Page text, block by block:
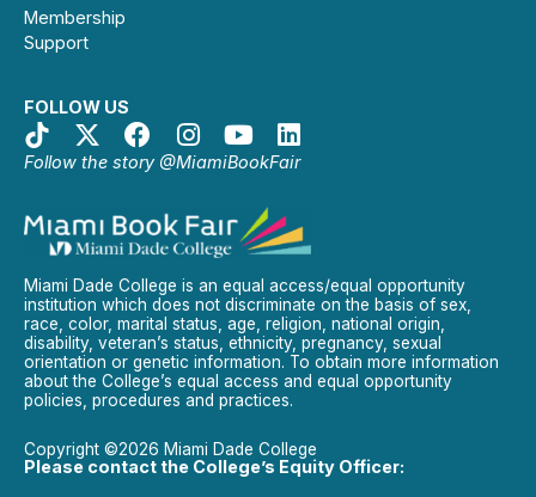
Membership
Support
FOLLOW US
Follow the story @MiamiBookFair
Miami Dade College is an equal access/equal opportunity
institution which does not discriminate on the basis of sex,
race, color, marital status, age, religion, national origin,
disability, veteran’s status, ethnicity, pregnancy, sexual
orientation or genetic information. To obtain more information
about the College’s equal access and equal opportunity
policies, procedures and practices.
Copyright ©2026 Miami Dade College
Please contact the College’s Equity Officer: